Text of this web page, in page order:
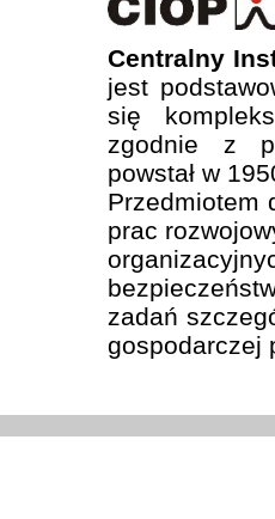
Centralny
jest
się
zgodnie z
powstał w
Przedmiotem
prac
zadań
gospodarczej